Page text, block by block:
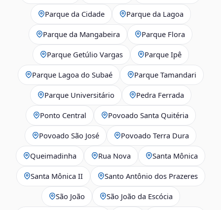
Parque da Cidade Parque da Lagoa
Parque da Mangabeira Parque Flora
Parque Getúlio Vargas Parque Ipê
Parque Lagoa do Subaé Parque Tamandari
Parque Universitário Pedra Ferrada
Ponto Central Povoado Santa Quitéria
Povoado São José Povoado Terra Dura
Queimadinha Rua Nova Santa Mônica
Santa Mônica II Santo Antônio dos Prazeres
São João São João da Escócia